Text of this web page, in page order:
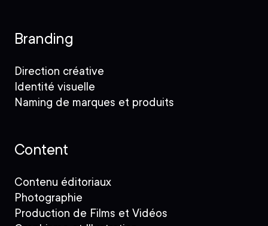
Branding
Direction créative
Identité visuelle
Naming de marques et produits
Content
Contenu éditoriaux
Photographie
Production de Films et Vidéos